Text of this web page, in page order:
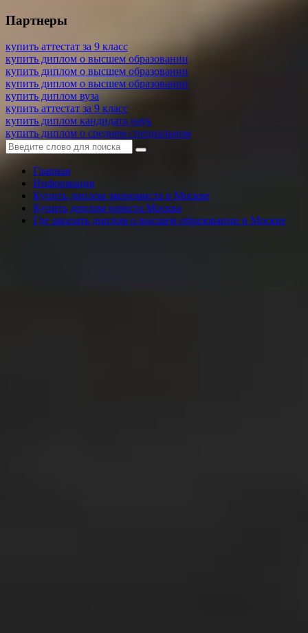
Партнеры
купить аттестат за 9 класс
купить диплом о высшем образовании
купить диплом о высшем образовании
купить диплом о высшем образовании
купить диплом вуза
купить аттестат за 9 класс
купить диплом кандидата наук
купить диплом о среднем специальном
Главная
Информация
Купить диплом экономиста в Москве
Купить диплом юриста Москва
Где заказать диплом о высшем образовании в Москве